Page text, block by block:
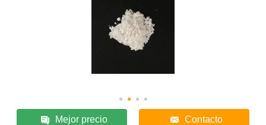
Mejor precio Contacto